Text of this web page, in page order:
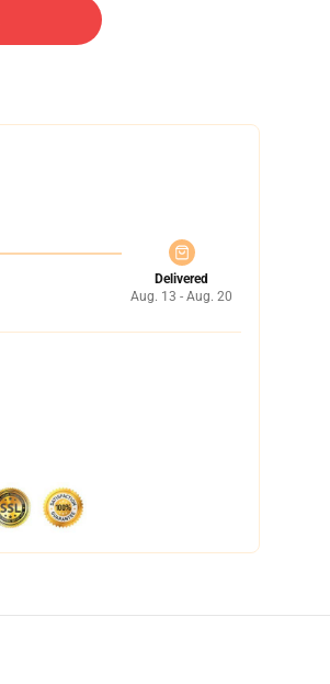
Delivered
Aug. 13 - Aug. 20